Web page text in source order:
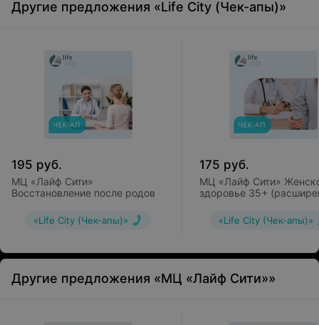
Другие предложения «Life City (Чек-апы)»
195 руб.
МЦ «Лайф Сити»
Восстановление после родов
«Life City (Чек-апы)»
175 руб.
МЦ «Лайф Сити»
здоровье 35+
«Life City (Чек-апы)»
Другие предложения «МЦ «Лайф Сити»»